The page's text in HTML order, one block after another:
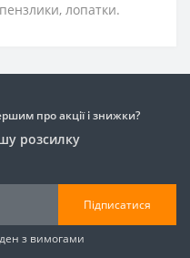
лопатки.
про акції і знижки?
розсилку
Підписатися
з вимогами